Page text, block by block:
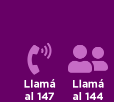
Llamá
al 147
Llamá
al 144